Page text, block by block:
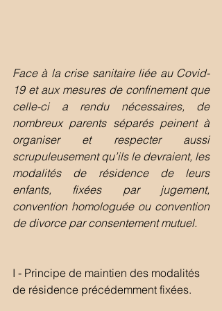
Face à la crise sanitaire liée au Covid-
19 et aux mesures de confinement que
celle-ci a rendu nécessaires, de
nombreux parents séparés peinent à
organiser et respecter aussi
scrupuleusement qu’ils le devraient, les
modalités de résidence de leurs
enfants, fixées par jugement,
convention homologuée ou convention
de divorce par consentement mutuel.
I - Principe de maintien des modalités
de résidence précédemment fixées.